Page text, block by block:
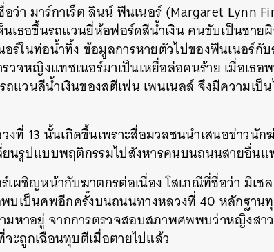
ว่า มาร์กาเร็ต ลินน์ ฟินเนอร์ (Margaret Lynn
เธอขึ้นรถแวนยี่ห้อฟอร์ดสีน้ำเงิน คนขับเป็นชาย
ร์ในท่อน้ำทิ้ง ข้อมูลการหายตัวไปของฟินเนอร์กั
วจหญิงแทชเนอร์มาเป็นเหยื่อล่อคนร้าย เมื่อเธ
แวนสีน้ำเงินของสตีเฟน เพนเนลล์ จึงมีความเป็น
ที่ 13 นั้นเกิดขึ้นเพราะสื่อมวลชนนำเสนอข่าวนั
ยนรูปแบบพฤติกรรมไปสังหารคนบนถนนสายอื่น
เผชิญหน้ากับฆาตกรต่อเนื่อง โสเภณีที่ชื่อว่า มิเช
บเป็นศพอีกครั้งบนถนนทางหลวงที่ 40 หลักฐาน
มหาอยู่ จากการตรวจสอบสภาพศพพบว่าหญิงสา
ะถูกเฉือนทุบตีเมื่อตายไปแล้ว